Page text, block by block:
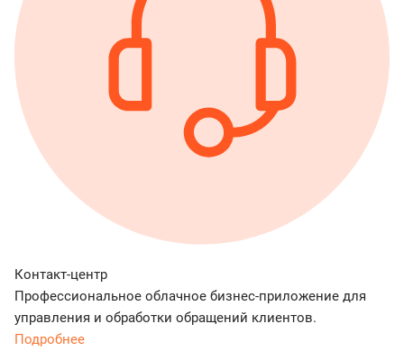
Контакт-центр
Профессиональное облачное бизнес-приложение для
управления и обработки обращений клиентов.
Подробнее